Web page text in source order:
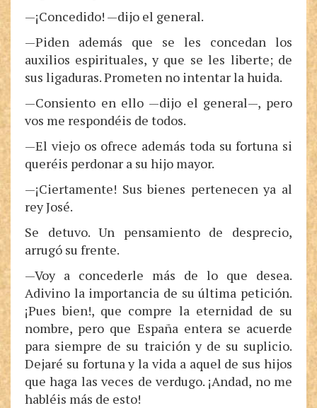
—¡Concedido! —dijo el general.
—Piden además que se les concedan los
auxilios espirituales, y que se les liberte; de
sus ligaduras. Prometen no intentar la huida.
—Consiento en ello —dijo el general—, pero
vos me respondéis de todos.
—El viejo os ofrece además toda su fortuna si
queréis perdonar a su hijo mayor.
—¡Ciertamente! Sus bienes pertenecen ya al
rey José.
Se detuvo. Un pensamiento de desprecio,
arrugó su frente.
—Voy a concederle más de lo que desea.
Adivino la importancia de su última petición.
¡Pues bien!, que compre la eternidad de su
nombre, pero que España entera se acuerde
para siempre de su traición y de su suplicio.
Dejaré su fortuna y la vida a aquel de sus hijos
que haga las veces de verdugo. ¡Andad, no me
habléis más de esto!